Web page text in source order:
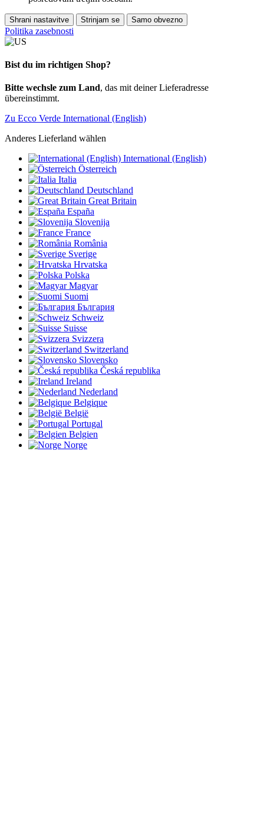
Shrani nastavitve Strinjam se Samo obvezno
Politika zasebnosti
Bist du im richtigen Shop?
Bitte wechsle zum Land, das mit deiner Lieferadresse
übereinstimmt.
Zu Ecco Verde International (English)
Anderes Lieferland wählen
International (English)
Österreich
Italia
Deutschland
Great Britain
España
Slovenija
France
România
Sverige
Hrvatska
Polska
Magyar
Suomi
България
Schweiz
Suisse
Svizzera
Switzerland
Slovensko
Česká republika
Ireland
Nederland
Belgique
België
Portugal
Belgien
Norge